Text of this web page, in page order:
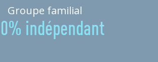
Groupe familial
indépendant